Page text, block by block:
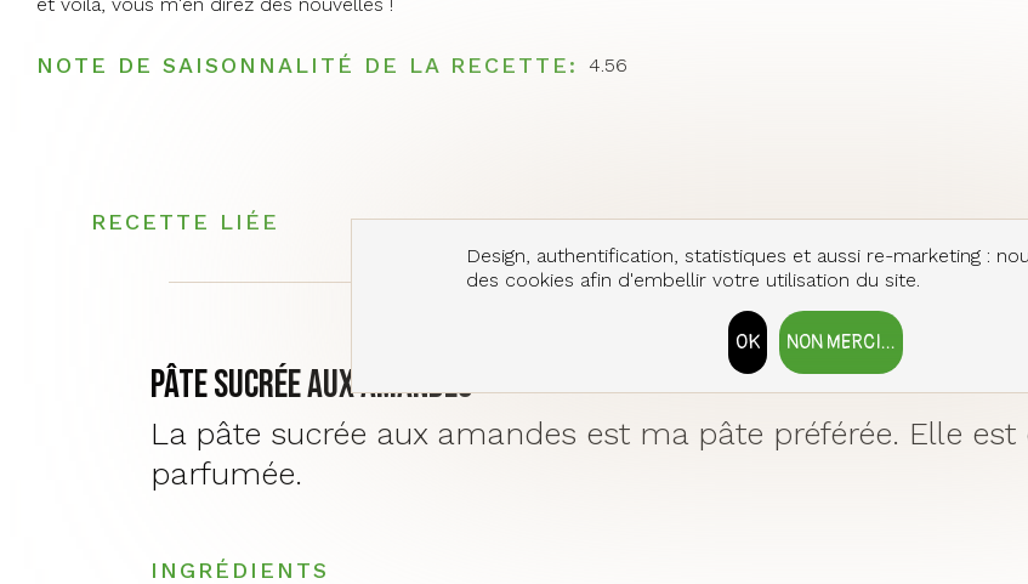
et voila, vous m'en direz des nouvelles !
NOTE DE SAISONNALITÉ DE LA RECETTE 4.56
RECETTE LIÉE
Pâte sucrée aux amandes
La pâte sucrée aux amandes est ma pâte préférée. Elle
parfumée.
INGRÉDIENTS
Design, authentification, statistiques et aussi re-marketing :
des cookies afin d'embellir votre utilisation du site.
NON MERCI...
OK
RETIRER LE CONSENTEMENT